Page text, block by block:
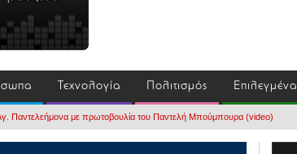
Τεχνολογία Πολιτισμός Επιλεγμένα
Παντελεήμονα με πρωτοβουλία του Παντελή Μπούμπουρα (video)